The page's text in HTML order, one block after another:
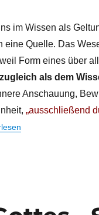
im Wissen als
eine Quelle. Das
Form eines über
zugleich als dem
Anschauung,
„ausschließend